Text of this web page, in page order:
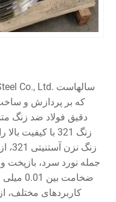
که بر پردازش و
دقیق فولاد ضد زنگ
زنگ 321 با
زنگ
جمله نورد سرد،
کاربردهای مختلف،